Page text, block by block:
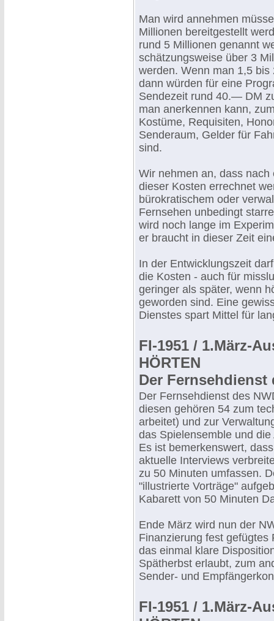
Man wird annehmen
Millionen bereitgestellt
rund 5 Millionen genannt
schätzungsweise über 3
werden. Wenn man 1,5
dann würden für eine
Sendezeit rund 40.— DM
man anerkennen kann,
Kostüme, Requisiten,
Senderaum, Gelder für
sind.
Wir nehmen an, dass
dieser Kosten errechnet
bürokratischem oder
Fernsehen unbedingt
wird noch lange im
er braucht in dieser Zeit
In der Entwicklungszeit
die Kosten - auch für
geringer als später, wenn
geworden sind. Eine
Dienstes spart Mittel für
FI-1951 / 1.März-
HÖRTEN
Der Fernsehdienst
Der Fernsehdienst des
diesen gehören 54 zum
arbeitet) und zur
das Spielensemble und
Es ist bemerkenswert,
aktuelle Interviews
zu 50 Minuten umfassen.
"illustrierte Vorträge"
Kabarett von 50 Minuten
Ende März wird nun der
Finanzierung fest gefügtes
das einmal klare
Spätherbst erlaubt, zum
Sender- und
FI-1951 / 1.März-